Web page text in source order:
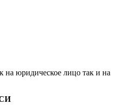
на юридическое лицо так и на
СИ